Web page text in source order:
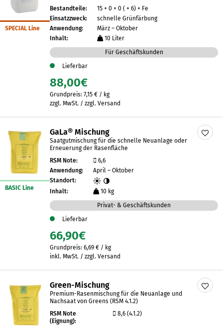
SPECIAL Line
Bestandteile:
15 + 0 + 0 ( + 6) + Fe
Einsatzzweck:
schnelle Grünfärbung
Anwendung:
März – Oktober
Inhalt:
10 Liter
Für Geschäftskunden
Lieferbar
88,00€
Grundpreis: 7,15 € / kg
zzgl. MwSt. / zzgl. Versand
BASIC Line
GaLa® Mischung
Saatgutmischung für die schnelle Neuanlage oder
Erneuerung der Rasenfläche
RSM Note:
6,6
Anwendung:
April – Oktober
Standort:
Inhalt:
10 kg
Privat- & Geschäftskunden
Lieferbar
66,90€
Grundpreis: 6,69 € / kg
inkl. MwSt. / zzgl. Versand
Green-Mischung
Premium-Rasenmischung für die Neuanlage und
Nachsaat von Greens (RSM 4.1.2)
RSM Note
(Eignung):
8,6 (4.1.2)